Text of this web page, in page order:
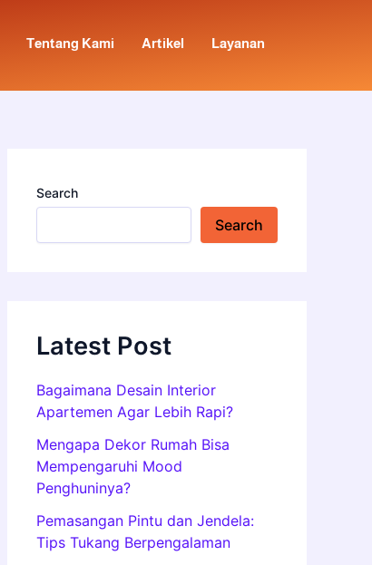
Tentang Kami Artikel Layanan
Search
Search
Latest Post
Bagaimana Desain Interior
Apartemen Agar Lebih Rapi?
Mengapa Dekor Rumah Bisa
Mempengaruhi Mood
Penghuninya?
Pemasangan Pintu dan Jendela:
Tips Tukang Berpengalaman